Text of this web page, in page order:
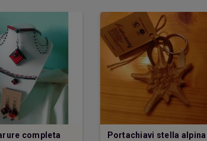
completa
Portachiavi stella alpina